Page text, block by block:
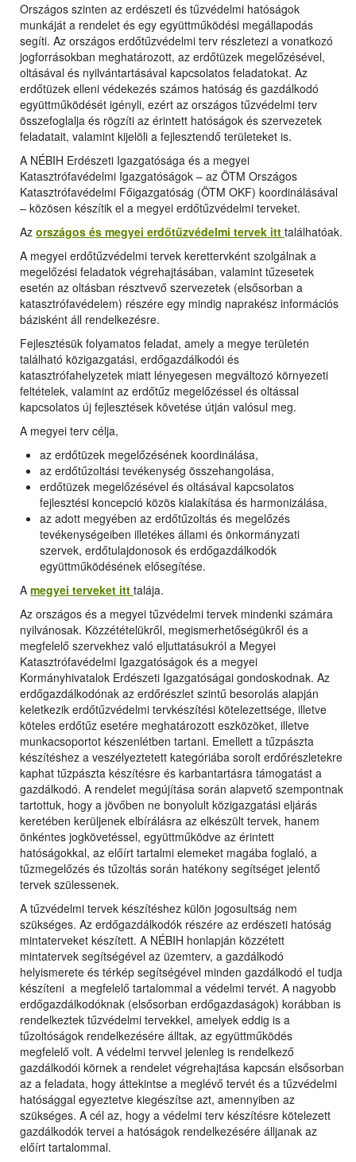
Országos szinten az erdészeti és tűzvédelmi hatóságok
munkáját a rendelet és egy együttműködési megállapodás
segíti. Az országos erdőtűzvédelmi terv részletezi a vonatkozó
jogforrásokban meghatározott, az erdőtüzek megelőzésével,
oltásával és nyilvántartásával kapcsolatos feladatokat. Az
erdőtüzek elleni védekezés számos hatóság és gazdálkodó
együttműködését igényli, ezért az országos tűzvédelmi terv
összefoglalja és rögzíti az érintett hatóságok és szervezetek
feladatait, valamint kijelöli a fejlesztendő területeket is.
A NÉBIH Erdészeti Igazgatósága és a megyei
Katasztrófavédelmi Igazgatóságok – az ÖTM Országos
Katasztrófavédelmi Főigazgatóság (ÖTM OKF) koordinálásával
– közösen készítik el a megyei erdőtűzvédelmi terveket.
Az országos és megyei erdőtűzvédelmi tervek itt találhatóak.
A megyei erdőtűzvédelmi tervek kerettervként szolgálnak a
megelőzési feladatok végrehajtásában, valamint tűzesetek
esetén az oltásban résztvevő szervezetek (elsősorban a
katasztrófavédelem) részére egy mindig naprakész információs
bázisként áll rendelkezésre.
Fejlesztésük folyamatos feladat, amely a megye területén
található közigazgatási, erdőgazdálkodói és
katasztrófahelyzetek miatt lényegesen megváltozó környezeti
feltételek, valamint az erdőtűz megelőzéssel és oltással
kapcsolatos új fejlesztések követése útján valósul meg.
A megyei terv célja,
az erdőtüzek megelőzésének koordinálása,
az erdőtűzoltási tevékenység összehangolása,
erdőtüzek megelőzésével és oltásával kapcsolatos
fejlesztési koncepció közös kialakítása és harmonizálása,
az adott megyében az erdőtűzoltás és megelőzés
tevékenységeiben illetékes állami és önkormányzati
szervek, erdőtulajdonosok és erdőgazdálkodók
együttműködésének elősegítése.
A megyei terveket itt talája.
Az országos és a megyei tűzvédelmi tervek mindenki számára
nyilvánosak. Közzétételükről, megismerhetőségükről és a
megfelelő szervekhez való eljuttatásukról a Megyei
Katasztrófavédelmi Igazgatóságok és a megyei
Kormányhivatalok Erdészeti Igazgatóságai gondoskodnak. Az
erdőgazdálkodónak az erdőrészlet szintű besorolás alapján
keletkezik erdőtűzvédelmi tervkészítési kötelezettsége, illetve
köteles erdőtűz esetére meghatározott eszközöket, illetve
munkacsoportot készenlétben tartani. Emellett a tűzpászta
készítéshez a veszélyeztetett kategóriába sorolt erdőrészletekre
kaphat tűzpászta készítésre és karbantartásra támogatást a
gazdálkodó. A rendelet megújítása során alapvető szempontnak
tartottuk, hogy a jövőben ne bonyolult közigazgatási eljárás
keretében kerüljenek elbírálásra az elkészült tervek, hanem
önkéntes jogkövetéssel, együttműködve az érintett
hatóságokkal, az előírt tartalmi elemeket magába foglaló, a
tűzmegelőzés és tűzoltás során hatékony segítséget jelentő
tervek szülessenek.
A tűzvédelmi tervek készítéshez külön jogosultság nem
szükséges. Az erdőgazdálkodók részére az erdészeti hatóság
mintaterveket készített. A NÉBIH honlapján közzétett
mintatervek segítségével az üzemterv, a gazdálkodó
helyismerete és térkép segítségével minden gazdálkodó el tudja
készíteni a megfelelő tartalommal a védelmi tervét. A nagyobb
erdőgazdálkodóknak (elsősorban erdőgazdaságok) korábban is
rendelkeztek tűzvédelmi tervekkel, amelyek eddig is a
tűzoltóságok rendelkezésére álltak, az együttműködés
megfelelő volt. A védelmi tervvel jelenleg is rendelkező
gazdálkodói körnek a rendelet végrehajtása kapcsán elsősorban
az a feladata, hogy áttekintse a meglévő tervét és a tűzvédelmi
hatósággal egyeztetve kiegészítse azt, amennyiben az
szükséges. A cél az, hogy a védelmi terv készítésre kötelezett
gazdálkodók tervei a hatóságok rendelkezésére álljanak az
előírt tartalommal.